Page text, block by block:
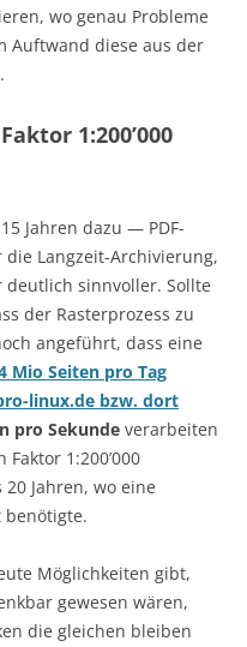
wo genau Probleme
Auftwand diese aus der
1:200’000
Jahren dazu — PDF-
Langzeit-Archivierung,
sinnvoller. Sollte
der Rasterprozess zu
angeführt, dass eine
Mio Seiten pro Tag
linux.de bzw. dort
pro Sekunde verarbeiten
1:200’000
Jahren, wo eine
benötigte.
Möglichkeiten gibt,
gewesen wären,
die gleichen bleiben